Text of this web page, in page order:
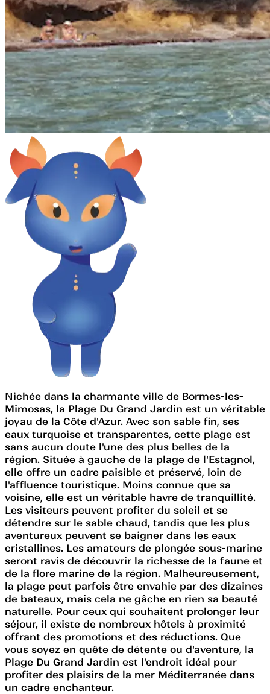
Nichée dans la charmante ville de Bormes-les-
Mimosas, la Plage Du Grand Jardin est un véritable
joyau de la Côte d'Azur. Avec son sable fin, ses
eaux turquoise et transparentes, cette plage est
sans aucun doute l'une des plus belles de la
région. Située à gauche de la plage de l'Estagnol,
elle offre un cadre paisible et préservé, loin de
l'affluence touristique. Moins connue que sa
voisine, elle est un véritable havre de tranquillité.
Les visiteurs peuvent profiter du soleil et se
détendre sur le sable chaud, tandis que les plus
aventureux peuvent se baigner dans les eaux
cristallines. Les amateurs de plongée sous-marine
seront ravis de découvrir la richesse de la faune et
de la flore marine de la région. Malheureusement,
la plage peut parfois être envahie par des dizaines
de bateaux, mais cela ne gâche en rien sa beauté
naturelle. Pour ceux qui souhaitent prolonger leur
séjour, il existe de nombreux hôtels à proximité
offrant des promotions et des réductions. Que
vous soyez en quête de détente ou d'aventure, la
Plage Du Grand Jardin est l'endroit idéal pour
profiter des plaisirs de la mer Méditerranée dans
un cadre enchanteur.